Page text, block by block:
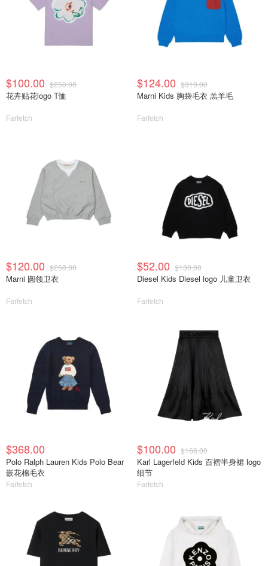
$100.00 $250.00
花卉贴花logo T恤
Farfetch
$124.00 $310.00
Marni Kids 胸袋毛衣 羔羊毛
Farfetch
$120.00 $250.00
Marni 圆领卫衣
Farfetch
$52.00 $130.00
Diesel Kids Diesel logo 儿童卫衣
Farfetch
$368.00
Polo Ralph Lauren Kids Polo Bear
嵌花棉毛衣
Farfetch
$100.00 $166.00
Karl Lagerfeld Kids 百褶半身裙 logo
细节
Farfetch